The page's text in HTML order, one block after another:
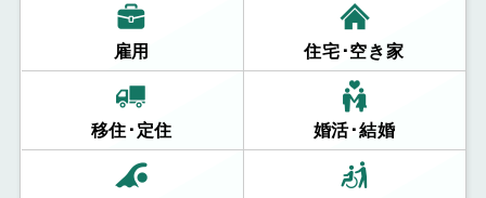
雇用 住宅･空き家
移住･定住 婚活･結婚